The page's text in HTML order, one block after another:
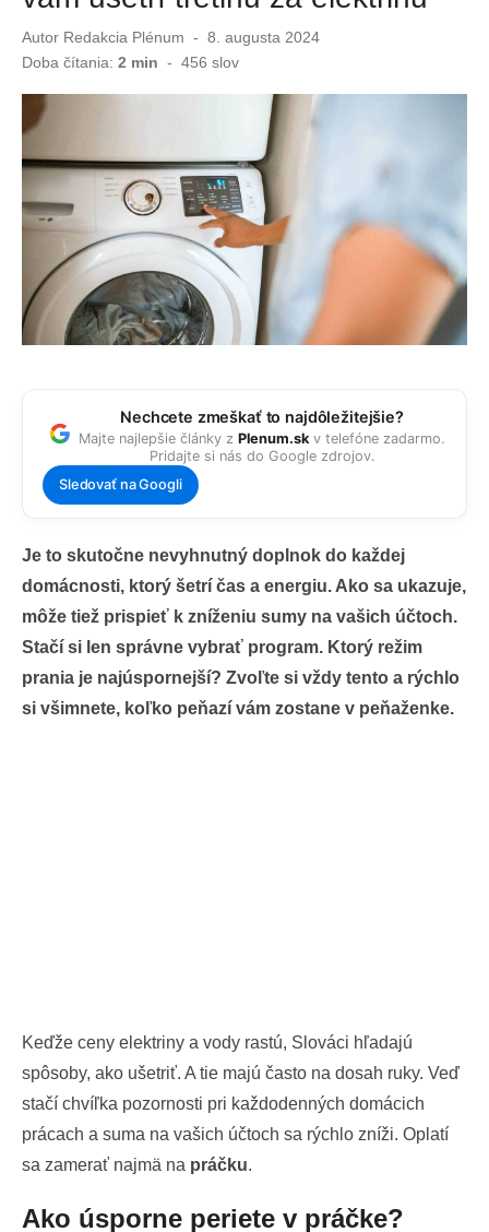
Autor Redakcia Plénum
Publikované
dňa
8. augusta 2024
Doba čítania: 2 min - 456 slov
Nechcete zmeškať to najdôležitejšie?
Majte najlepšie články z Plenum.sk v telefóne zadarmo.
Pridajte si nás do Google zdrojov.
Sledovať na Googli
Je to skutočne nevyhnutný doplnok do každej
domácnosti, ktorý šetrí čas a energiu. Ako sa ukazuje,
môže tiež prispieť k zníženiu sumy na vašich účtoch.
Stačí si len správne vybrať program. Ktorý režim
prania je najúspornejší? Zvoľte si vždy tento a rýchlo
si všimnete, koľko peňazí vám zostane v peňaženke.
Keďže ceny elektriny a vody rastú, Slováci hľadajú
spôsoby, ako ušetriť. A tie majú často na dosah ruky. Veď
stačí chvíľka pozornosti pri každodenných domácich
prácach a suma na vašich účtoch sa rýchlo zníži. Oplatí
sa zamerať najmä na práčku.
Ako úsporne periete v práčke?